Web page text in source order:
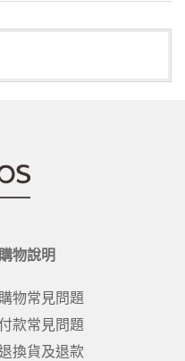
購物說明
購物常見問題
款常見問題
換貨及退款